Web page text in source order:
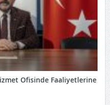
Ofisinde Faaliyetlerine